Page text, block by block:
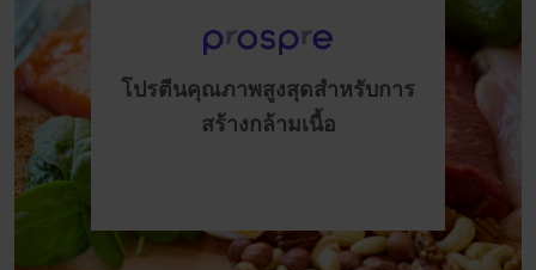
โปรตีนคุณภาพสูงสุดสำหรับการ
สร้างกล้ามเนื้อ